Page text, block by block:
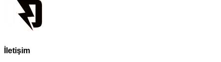
İletişim